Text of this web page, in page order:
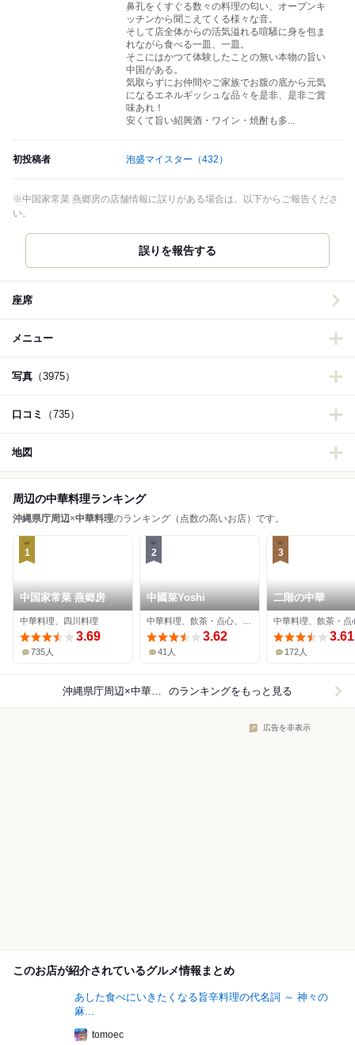
鼻孔をくすぐる数々の料理の匂い、オープンキ
ッチンから聞こえてくる様々な音。
そして店全体からの活気溢れる喧騒に身を包ま
れながら食べる一皿、一皿。
そこにはかつて体験したことの無い本物の旨い
中国がある。
気取らずにお仲間やご家族でお腹の底から元気
になるエネルギッシュな品々を是非、是非ご賞
味あれ！
安くて旨い紹興酒・ワイン・焼酎も多...
初投稿者 泡盛マイスター （432）
※中国家常菜 燕郷房の店舗情報に誤りがある場合は、以下からご報告くださ
い。
誤りを報告する
座席
メニュー
写真 （3975）
口コミ （735）
地図
周辺の中華料理ランキング
沖縄県庁周辺×中華料理のランキング（点数の高いお店）です。
1
中国家常菜 燕郷房
中華料理、四川料理
3.69
735人
2
中國菜Yoshi
3.62
41人
3
二階の中華
中華料理、飲茶・点
3.61
172人
沖縄県庁周辺×中華料理 のランキングをもっと見る
広告を非表示
このお店が紹介されているグルメ情報まとめ
あした食べにいきたくなる旨辛料理の代名詞 ～ 神々の
麻...
tomoec